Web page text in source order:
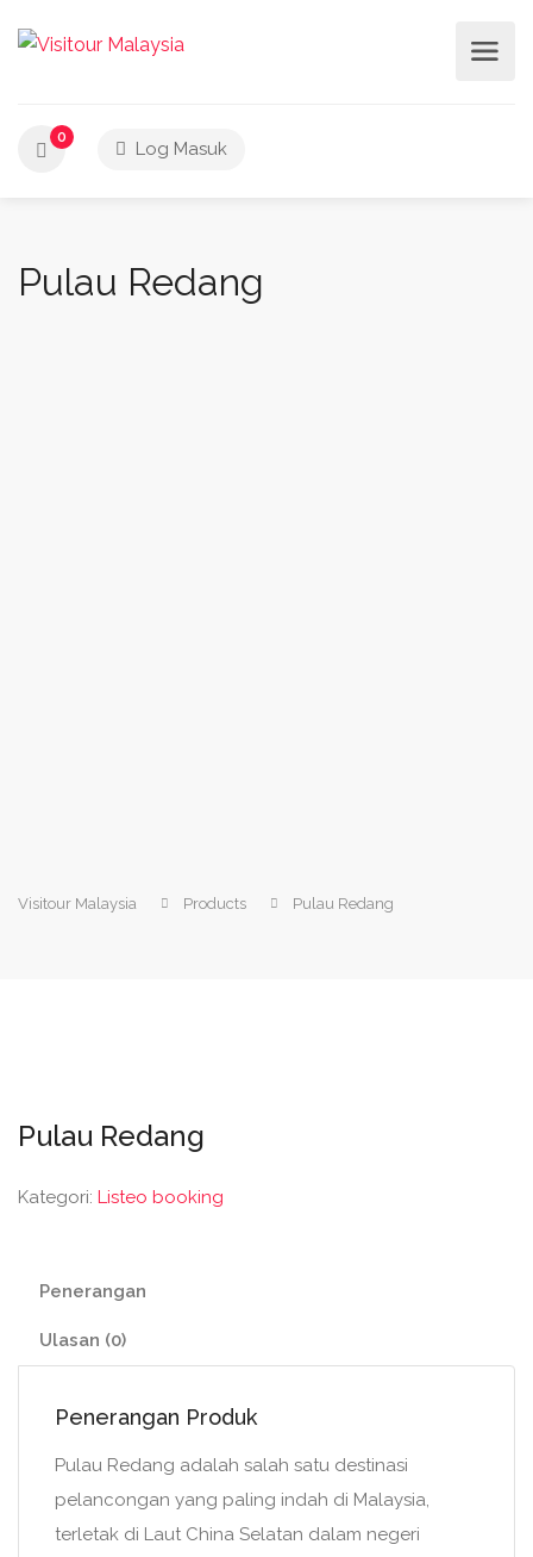
0
Log Masuk
Pulau Redang
Visitour Malaysia Products Pulau Redang
Pulau Redang
Kategori: Listeo booking
Penerangan
Ulasan (0)
Penerangan Produk
Pulau Redang adalah salah satu destinasi
pelancongan yang paling indah di Malaysia,
terletak di Laut China Selatan dalam negeri